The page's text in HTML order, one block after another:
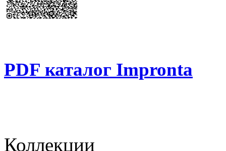
PDF каталог Impronta
Коллекции